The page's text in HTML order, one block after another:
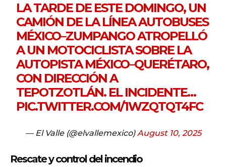
LA TARDE DE ESTE DOMINGO, UN
CAMIÓN DE LA LÍNEA AUTOBUSES
MÉXICO–ZUMPANGO ATROPELLÓ
A UN MOTOCICLISTA SOBRE LA
AUTOPISTA MÉXICO–QUERÉTARO,
CON DIRECCIÓN A
TEPOTZOTLÁN. EL INCIDENTE…
PIC.TWITTER.COM/1WZQTQT4FC
— El Valle (@elvallemexico)August 10, 2025
Rescate y control del incendio